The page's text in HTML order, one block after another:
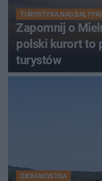
TURYSTYKA NAD
Zapomnij o
polski kurort to
turystów
CIEKAWOSTKA